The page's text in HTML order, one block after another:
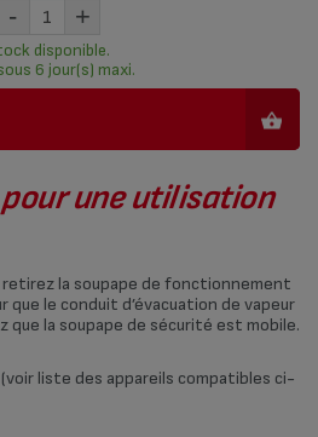
une utilisation
la soupape de fonctionnement
que le conduit d’évacuation de vapeur
que la soupape de sécurité est mobile.
(voir liste des appareils compatibles ci-
- +
disponible.
6 jour(s) maxi.